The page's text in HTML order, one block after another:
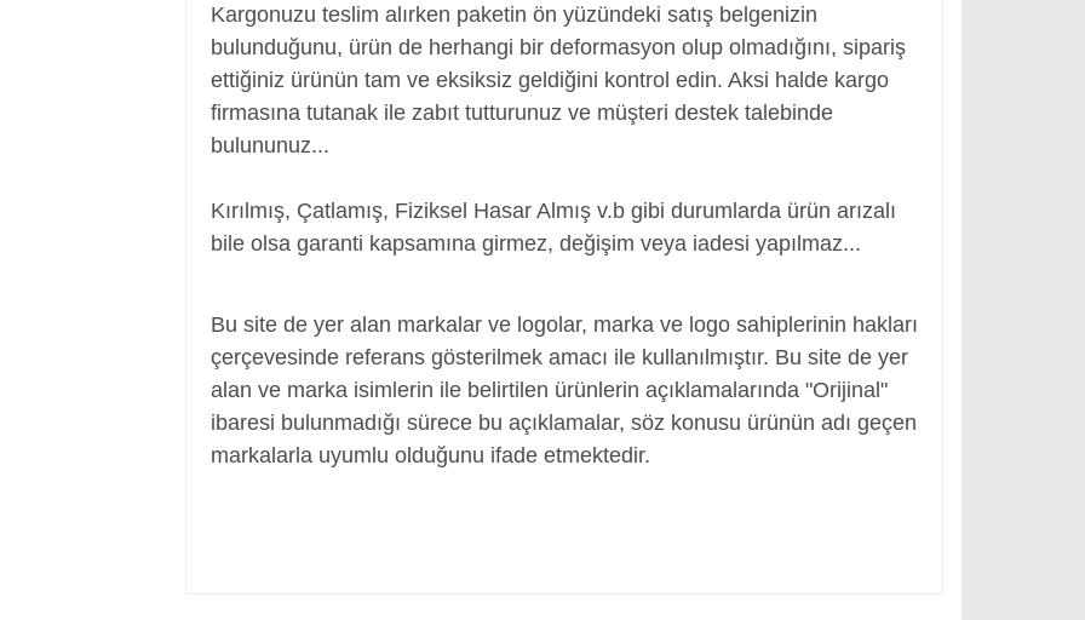
Kargonuzu teslim alırken paketin ön yüzündeki satış belgenizin
bulunduğunu, ürün de herhangi bir deformasyon olup olmadığını, sipariş
ettiğiniz ürünün tam ve eksiksiz geldiğini kontrol edin. Aksi halde kargo
firmasına tutanak ile zabıt tutturunuz ve müşteri destek talebinde
bulununuz...
Kırılmış, Çatlamış, Fiziksel Hasar Almış v.b gibi durumlarda ürün arızalı
bile olsa garanti kapsamına girmez, değişim veya iadesi yapılmaz...
Bu site de yer alan markalar ve logolar, marka ve logo sahiplerinin hakları
çerçevesinde referans gösterilmek amacı ile kullanılmıştır. Bu site de yer
alan ve marka isimlerin ile belirtilen ürünlerin açıklamalarında "Orijinal"
ibaresi bulunmadığı sürece bu açıklamalar, söz konusu ürünün adı geçen
markalarla uyumlu olduğunu ifade etmektedir.